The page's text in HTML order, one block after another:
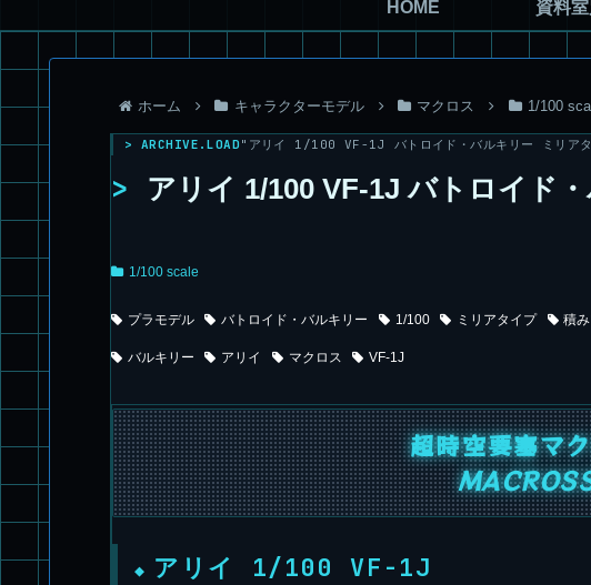
HOME 資料
ホーム キャラクターモデル マクロス 1/100
> ARCHIVE.LOAD "アリイ 1/100 VF-1J バトロイド・バルキリー ミリア
> アリイ 1/100 VF-1J バトロイド
1/100 scale
プラモデル バトロイド・バルキリー 1/100 ミリアタイプ 積
バルキリー アリイ マクロス VF-1J
超時空要塞マ
アリイ 1/100 VF-1J